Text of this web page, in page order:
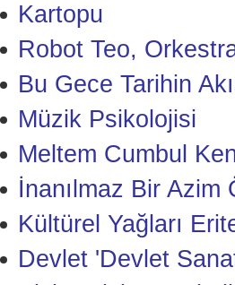
Kartopu
Robot Teo,
Bu Gece Tarihin
Müzik Psikolojisi
Meltem Cumbul
İnanılmaz Bir
Kültürel Yağları
Devlet 'Devlet